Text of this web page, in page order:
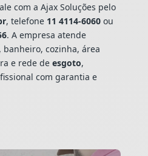
com a Ajax Soluções pelo
, telefone 11 4114-6060ou
. A empresa atende
, banheiro, cozinha, área
e rede de esgoto,
com garantia e